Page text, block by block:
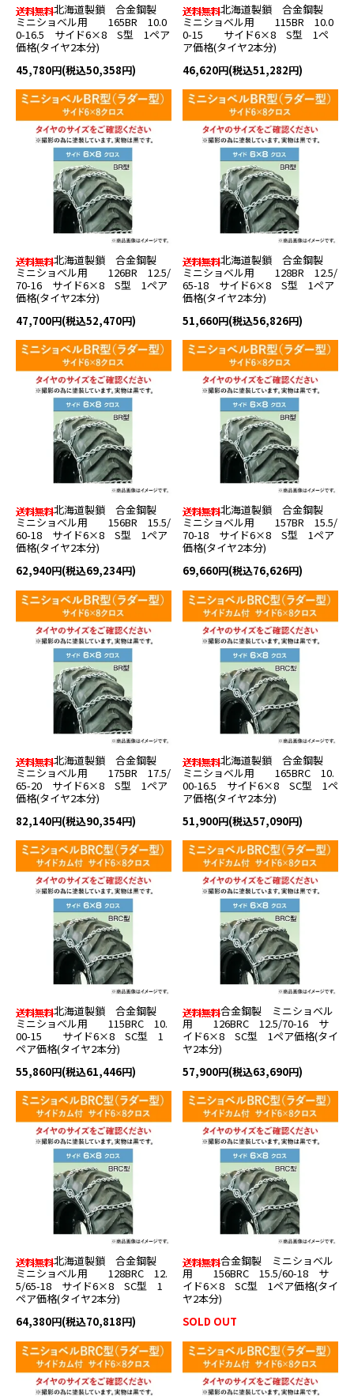
北海道製鎖 合金鋼製
ミニショベル用 165BR 10.0
0-16.5 サイド6×8 S型 1ペア
価格(タイヤ2本分)
45,780円(税込50,358円)
北海道製鎖 合金鋼製
ミニショベル用 115BR 10.0
0-15 サイド6×8 S型 1ペ
ア価格(タイヤ2本分)
46,620円(税込51,282円)
北海道製鎖 合金鋼製
ミニショベル用 126BR 12.5/
70-16 サイド6×8 S型 1ペア
価格(タイヤ2本分)
47,700円(税込52,470円)
北海道製鎖 合金鋼製
ミニショベル用 128BR 12.5/
65-18 サイド6×8 S型 1ペア
価格(タイヤ2本分)
51,660円(税込56,826円)
北海道製鎖 合金鋼製
ミニショベル用 156BR 15.5/
60-18 サイド6×8 S型 1ペア
価格(タイヤ2本分)
62,940円(税込69,234円)
北海道製鎖 合金鋼製
ミニショベル用 157BR 15.5/
70-18 サイド6×8 S型 1ペア
価格(タイヤ2本分)
69,660円(税込76,626円)
北海道製鎖 合金鋼製
ミニショベル用 175BR 17.5/
65-20 サイド6×8 S型 1ペア
価格(タイヤ2本分)
82,140円(税込90,354円)
北海道製鎖 合金鋼製
ミニショベル用 165BRC 10.
00-16.5 サイド6×8 SC型 1ペ
ア価格(タイヤ2本分)
51,900円(税込57,090円)
北海道製鎖 合金鋼製
ミニショベル用 115BRC 10.
00-15 サイド6×8 SC型 1
ペア価格(タイヤ2本分)
55,860円(税込61,446円)
合金鋼製 ミニショベル
用 126BRC 12.5/70-16 サ
イド6×8 SC型 1ペア価格(タイ
ヤ2本分)
57,900円(税込63,690円)
北海道製鎖 合金鋼製
ミニショベル用 128BRC 12.
5/65-18 サイド6×8 SC型 1
ペア価格(タイヤ2本分)
64,380円(税込70,818円)
合金鋼製 ミニショベル
用 156BRC 15.5/60-18 サ
イド6×8 SC型 1ペア価格(タイ
ヤ2本分)
SOLD OUT